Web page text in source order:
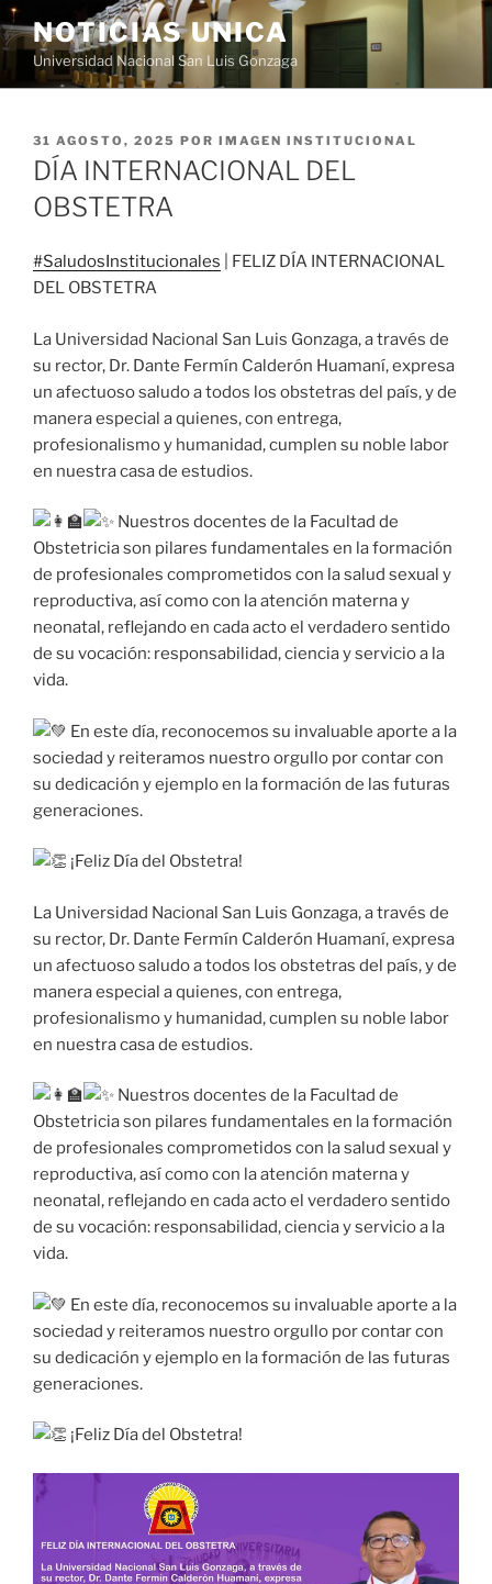
Saltar
al
contenido
NOTICIAS UNICA
Universidad Nacional San Luis Gonzaga
PUBLICADO
EL
31 AGOSTO, 2025 POR IMAGEN INSTITUCIONAL
DÍA INTERNACIONAL DEL
OBSTETRA
#SaludosInstitucionales | FELIZ DÍA INTERNACIONAL
DEL OBSTETRA
La Universidad Nacional San Luis Gonzaga, a través de
su rector, Dr. Dante Fermín Calderón Huamaní, expresa
un afectuoso saludo a todos los obstetras del país, y de
manera especial a quienes, con entrega,
profesionalismo y humanidad, cumplen su noble labor
en nuestra casa de estudios.
Nuestros docentes de la Facultad de
Obstetricia son pilares fundamentales en la formación
de profesionales comprometidos con la salud sexual y
reproductiva, así como con la atención materna y
neonatal, reflejando en cada acto el verdadero sentido
de su vocación: responsabilidad, ciencia y servicio a la
vida.
En este día, reconocemos su invaluable aporte a la
sociedad y reiteramos nuestro orgullo por contar con
su dedicación y ejemplo en la formación de las futuras
generaciones.
¡Feliz Día del Obstetra!
La Universidad Nacional San Luis Gonzaga, a través de
su rector, Dr. Dante Fermín Calderón Huamaní, expresa
un afectuoso saludo a todos los obstetras del país, y de
manera especial a quienes, con entrega,
profesionalismo y humanidad, cumplen su noble labor
en nuestra casa de estudios.
Nuestros docentes de la Facultad de
Obstetricia son pilares fundamentales en la formación
de profesionales comprometidos con la salud sexual y
reproductiva, así como con la atención materna y
neonatal, reflejando en cada acto el verdadero sentido
de su vocación: responsabilidad, ciencia y servicio a la
vida.
En este día, reconocemos su invaluable aporte a la
sociedad y reiteramos nuestro orgullo por contar con
su dedicación y ejemplo en la formación de las futuras
generaciones.
¡Feliz Día del Obstetra!